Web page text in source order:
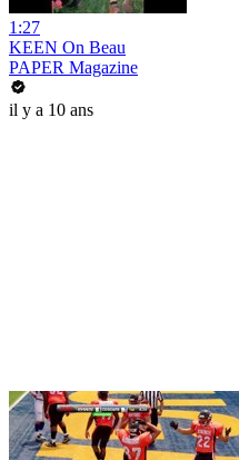
1:27
KEEN On Beau
PAPER Magazine
il y a 10 ans